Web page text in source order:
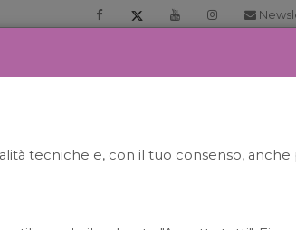
tecniche e, con il tuo consenso,